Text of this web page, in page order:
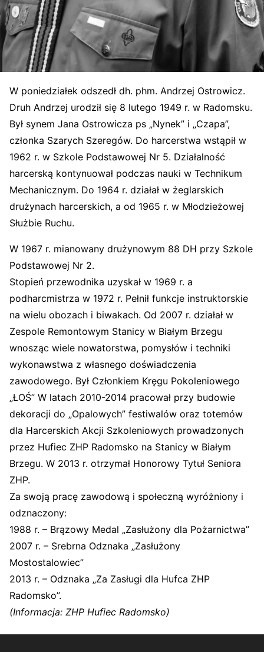
W poniedziałek odszedł dh. phm. Andrzej Ostrowicz.
Druh Andrzej urodził się 8 lutego 1949 r. w Radomsku.
Był synem Jana Ostrowicza ps „Nynek” i „Czapa”,
członka Szarych Szeregów. Do harcerstwa wstąpił w
1962 r. w Szkole Podstawowej Nr 5. Działalność
harcerską kontynuował podczas nauki w Technikum
Mechanicznym. Do 1964 r. działał w żeglarskich
drużynach harcerskich, a od 1965 r. w Młodzieżowej
Służbie Ruchu.
W 1967 r. mianowany drużynowym 88 DH przy Szkole
Podstawowej Nr 2.
Stopień przewodnika uzyskał w 1969 r. a
podharcmistrza w 1972 r. Pełnił funkcje instruktorskie
na wielu obozach i biwakach. Od 2007 r. działał w
Zespole Remontowym Stanicy w Białym Brzegu
wnosząc wiele nowatorstwa, pomysłów i techniki
wykonawstwa z własnego doświadczenia
zawodowego. Był Członkiem Kręgu Pokoleniowego
„ŁOŚ” W latach 2010-2014 pracował przy budowie
dekoracji do „Opalowych” festiwalów oraz totemów
dla Harcerskich Akcji Szkoleniowych prowadzonych
przez Hufiec ZHP Radomsko na Stanicy w Białym
Brzegu. W 2013 r. otrzymał Honorowy Tytuł Seniora
ZHP.
Za swoją pracę zawodową i społeczną wyróżniony i
odznaczony:
1988 r. – Brązowy Medal „Zasłużony dla Pożarnictwa”
2007 r. – Srebrna Odznaka „Zasłużony
Mostostalowiec”
2013 r. – Odznaka „Za Zasługi dla Hufca ZHP
Radomsko”.
(Informacja: ZHP Hufiec Radomsko)